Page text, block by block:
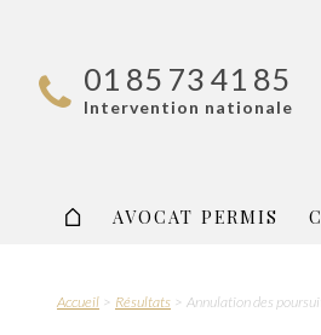
01 85 73 41 85
Intervention nationale
AVOCAT PERMIS
Accueil Résultats Annulation des